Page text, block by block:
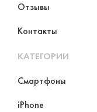
Отзывы
Контакты
КАТЕГОРИИ
Смартфоны
iPhone